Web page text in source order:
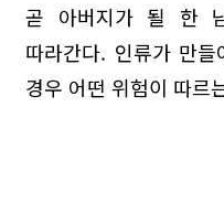
곧 아버지가 될 한
따라간다. 인류가 만
경우 어떤 위험이 따르